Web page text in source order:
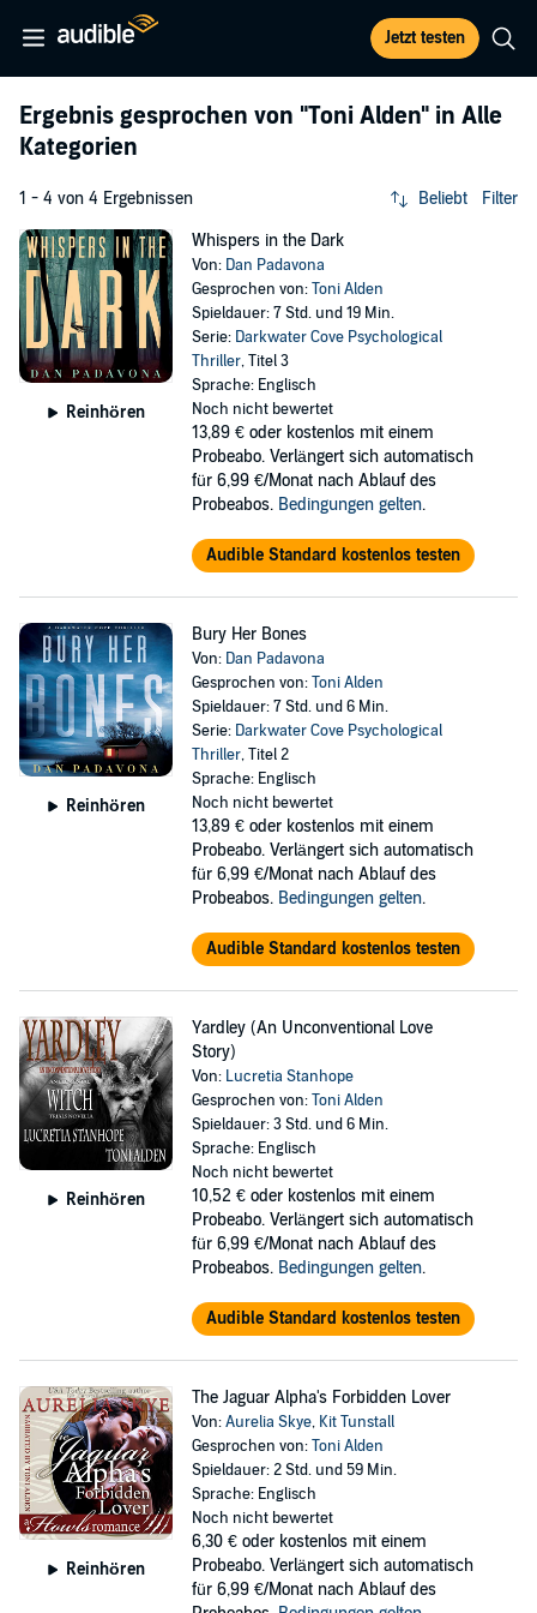
Jetzt testen
Ergebnis gesprochen von "Toni Alden" in Alle
Kategorien
1 - 4 von 4 Ergebnissen Beliebt Filter
Reinhören
Whispers in the Dark
Von: Dan Padavona
Gesprochen von:Toni Alden
Spieldauer: 7 Std. und 19 Min.
Serie: Darkwater Cove Psychological
Thriller, Titel 3
Sprache: Englisch
Noch nicht bewertet
13,89 € oder kostenlos mit einem
Probeabo. Verlängert sich automatisch
für 6,99 €/Monat nach Ablauf des
Probeabos. Bedingungen gelten.
Audible Standard kostenlos testen
Reinhören
Bury Her Bones
Von: Dan Padavona
Gesprochen von:Toni Alden
Spieldauer: 7 Std. und 6 Min.
Serie: Darkwater Cove Psychological
Thriller, Titel 2
Sprache: Englisch
Noch nicht bewertet
13,89 € oder kostenlos mit einem
Probeabo. Verlängert sich automatisch
für 6,99 €/Monat nach Ablauf des
Probeabos. Bedingungen gelten.
Audible Standard kostenlos testen
Reinhören
Yardley (An Unconventional Love
Story)
Von: Lucretia Stanhope
Gesprochen von:Toni Alden
Spieldauer: 3 Std. und 6 Min.
Sprache: Englisch
Noch nicht bewertet
10,52 € oder kostenlos mit einem
Probeabo. Verlängert sich automatisch
für 6,99 €/Monat nach Ablauf des
Probeabos. Bedingungen gelten.
Audible Standard kostenlos testen
Reinhören
The Jaguar Alpha's Forbidden Lover
Von:Aurelia Skye, Kit Tunstall
Gesprochen von:Toni Alden
Spieldauer: 2 Std. und 59 Min.
Sprache: Englisch
Noch nicht bewertet
6,30 € oder kostenlos mit einem
Probeabo. Verlängert sich automatisch
für 6,99 €/Monat nach Ablauf des